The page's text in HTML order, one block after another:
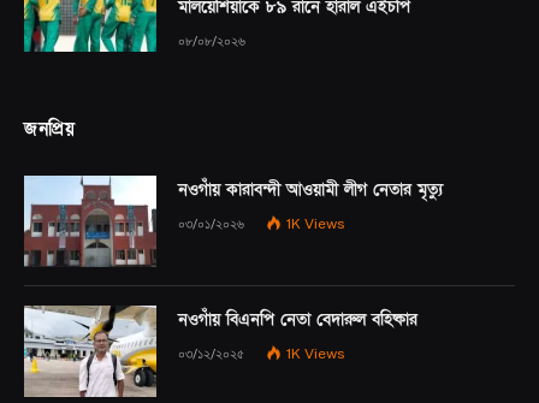
মালয়েশিয়াকে ৮৯ রানে হারাল এইচপি
০৮/০৮/২০২৬
জনপ্রিয়
নওগাঁয় কারাবন্দী আওয়ামী লীগ নেতার মৃত্যু
০৩/০১/২০২৬ 1K Views
নওগাঁয় বিএনপি নেতা বেদারুল বহিষ্কার
০৩/১২/২০২৫ 1K Views